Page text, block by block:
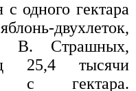
одного гектара
двухлеток,
В. Страшных,
25,4 тысячи
с гектара.